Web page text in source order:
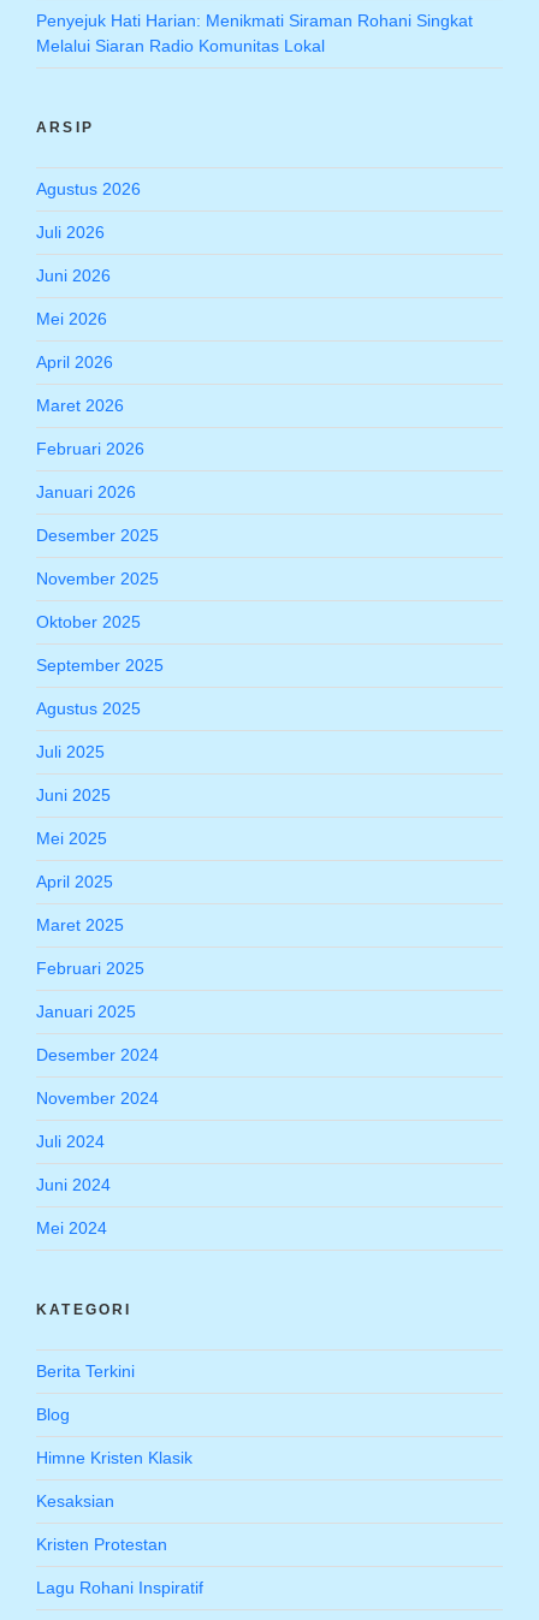
Penyejuk Hati Harian: Menikmati Siraman Rohani Singkat
Melalui Siaran Radio Komunitas Lokal
ARSIP
Agustus 2026
Juli 2026
Juni 2026
Mei 2026
April 2026
Maret 2026
Februari 2026
Januari 2026
Desember 2025
November 2025
Oktober 2025
September 2025
Agustus 2025
Juli 2025
Juni 2025
Mei 2025
April 2025
Maret 2025
Februari 2025
Januari 2025
Desember 2024
November 2024
Juli 2024
Juni 2024
Mei 2024
KATEGORI
Berita Terkini
Blog
Himne Kristen Klasik
Kesaksian
Kristen Protestan
Lagu Rohani Inspiratif